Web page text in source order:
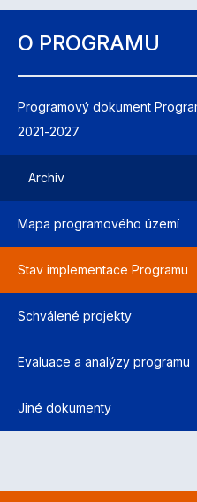
O PROGRAMU
Programový dokument
2021-2027
Archiv
Mapa programového území
Stav implementace Programu
Schválené projekty
Evaluace a analýzy programu
Jiné dokumenty